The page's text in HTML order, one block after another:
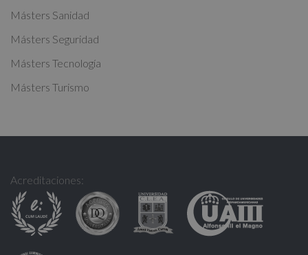
Másters Sanidad
Másters Seguridad
Másters Tecnología
Másters Turismo
Acreditaciones: